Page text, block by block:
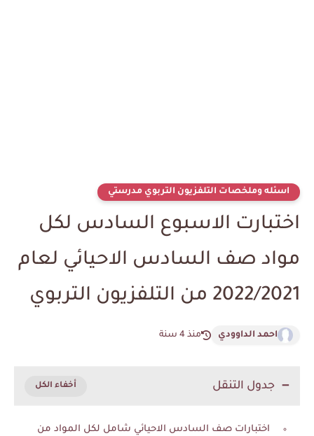
اسئله وملخصات التلفزيون التربوي مدرستي
اختبارت الاسبوع السادس لكل
مواد صف السادس الاحيائي لعام
2022/2021 من التلفزيون التربوي
احمد الداوودي منذ 4 سنة
جدول التنقل
اختبارات صف السادس الاحيائي شامل لكل المواد من